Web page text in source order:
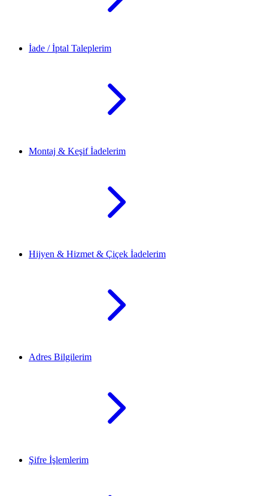
İade / İptal Taleplerim
Montaj & Keşif İadelerim
Hijyen & Hizmet & Çiçek İadelerim
Adres Bilgilerim
Şifre İşlemlerim